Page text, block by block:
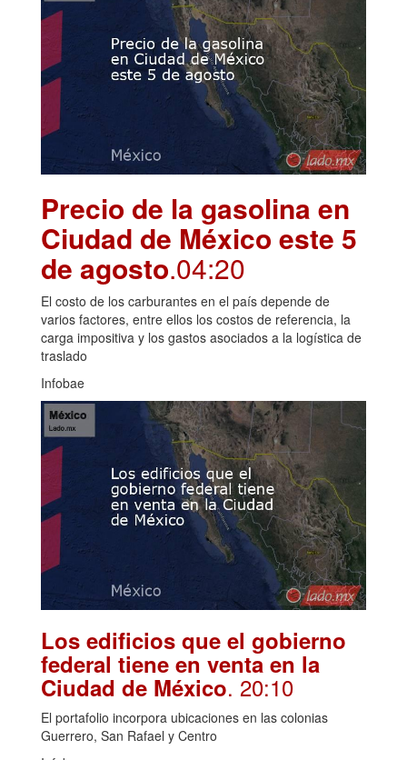
Precio de la gasolina en
Ciudad de México este 5
de agosto.04:20
El costo de los carburantes en el país depende de
varios factores, entre ellos los costos de referencia, la
carga impositiva y los gastos asociados a la logística de
traslado
Infobae
Los edificios que el gobierno
federal tiene en venta en la
Ciudad de México. 20:10
El portafolio incorpora ubicaciones en las colonias
Guerrero, San Rafael y Centro